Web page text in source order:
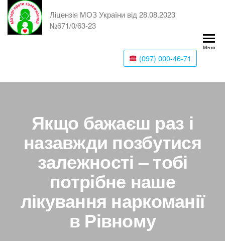
Ліцензія МОЗ України від 28.08.2023
№671/0/63-23
(097) 000-46-71
Меню
Якщо бажаєш раз і
назавжди позбутися
залежності – тобі
потрібне наше
лікування наркоманії
в Рівному